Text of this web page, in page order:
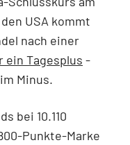
USA kommt
nach einer
ein Tagesplus -
Minus.
bei 10.110
Punkte-Marke